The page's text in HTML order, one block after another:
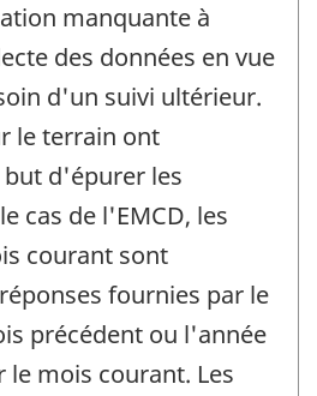
manquante à
des données en vue
d'un suivi ultérieur.
le terrain ont
d'épurer les
cas de l'EMCD, les
courant sont
fournies par le
précédent ou l'année
le mois courant. Les